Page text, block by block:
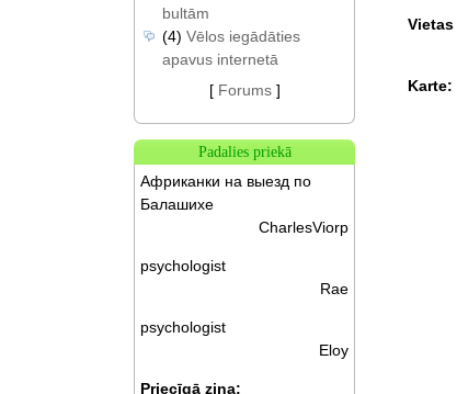
Vietas
Karte:
bultām
(4) Vēlos iegādāties
apavus internetā
[ Forums]
Padalies priekā
Африканки на выезд по
Балашихе
CharlesViorp
psychologist
Rae
psychologist
Eloy
Priecīgā ziņa: